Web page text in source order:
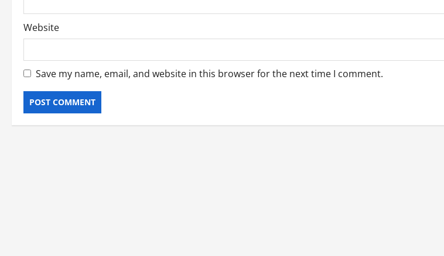
Website
Save my name, email, and website in this browser for the next time I comment.